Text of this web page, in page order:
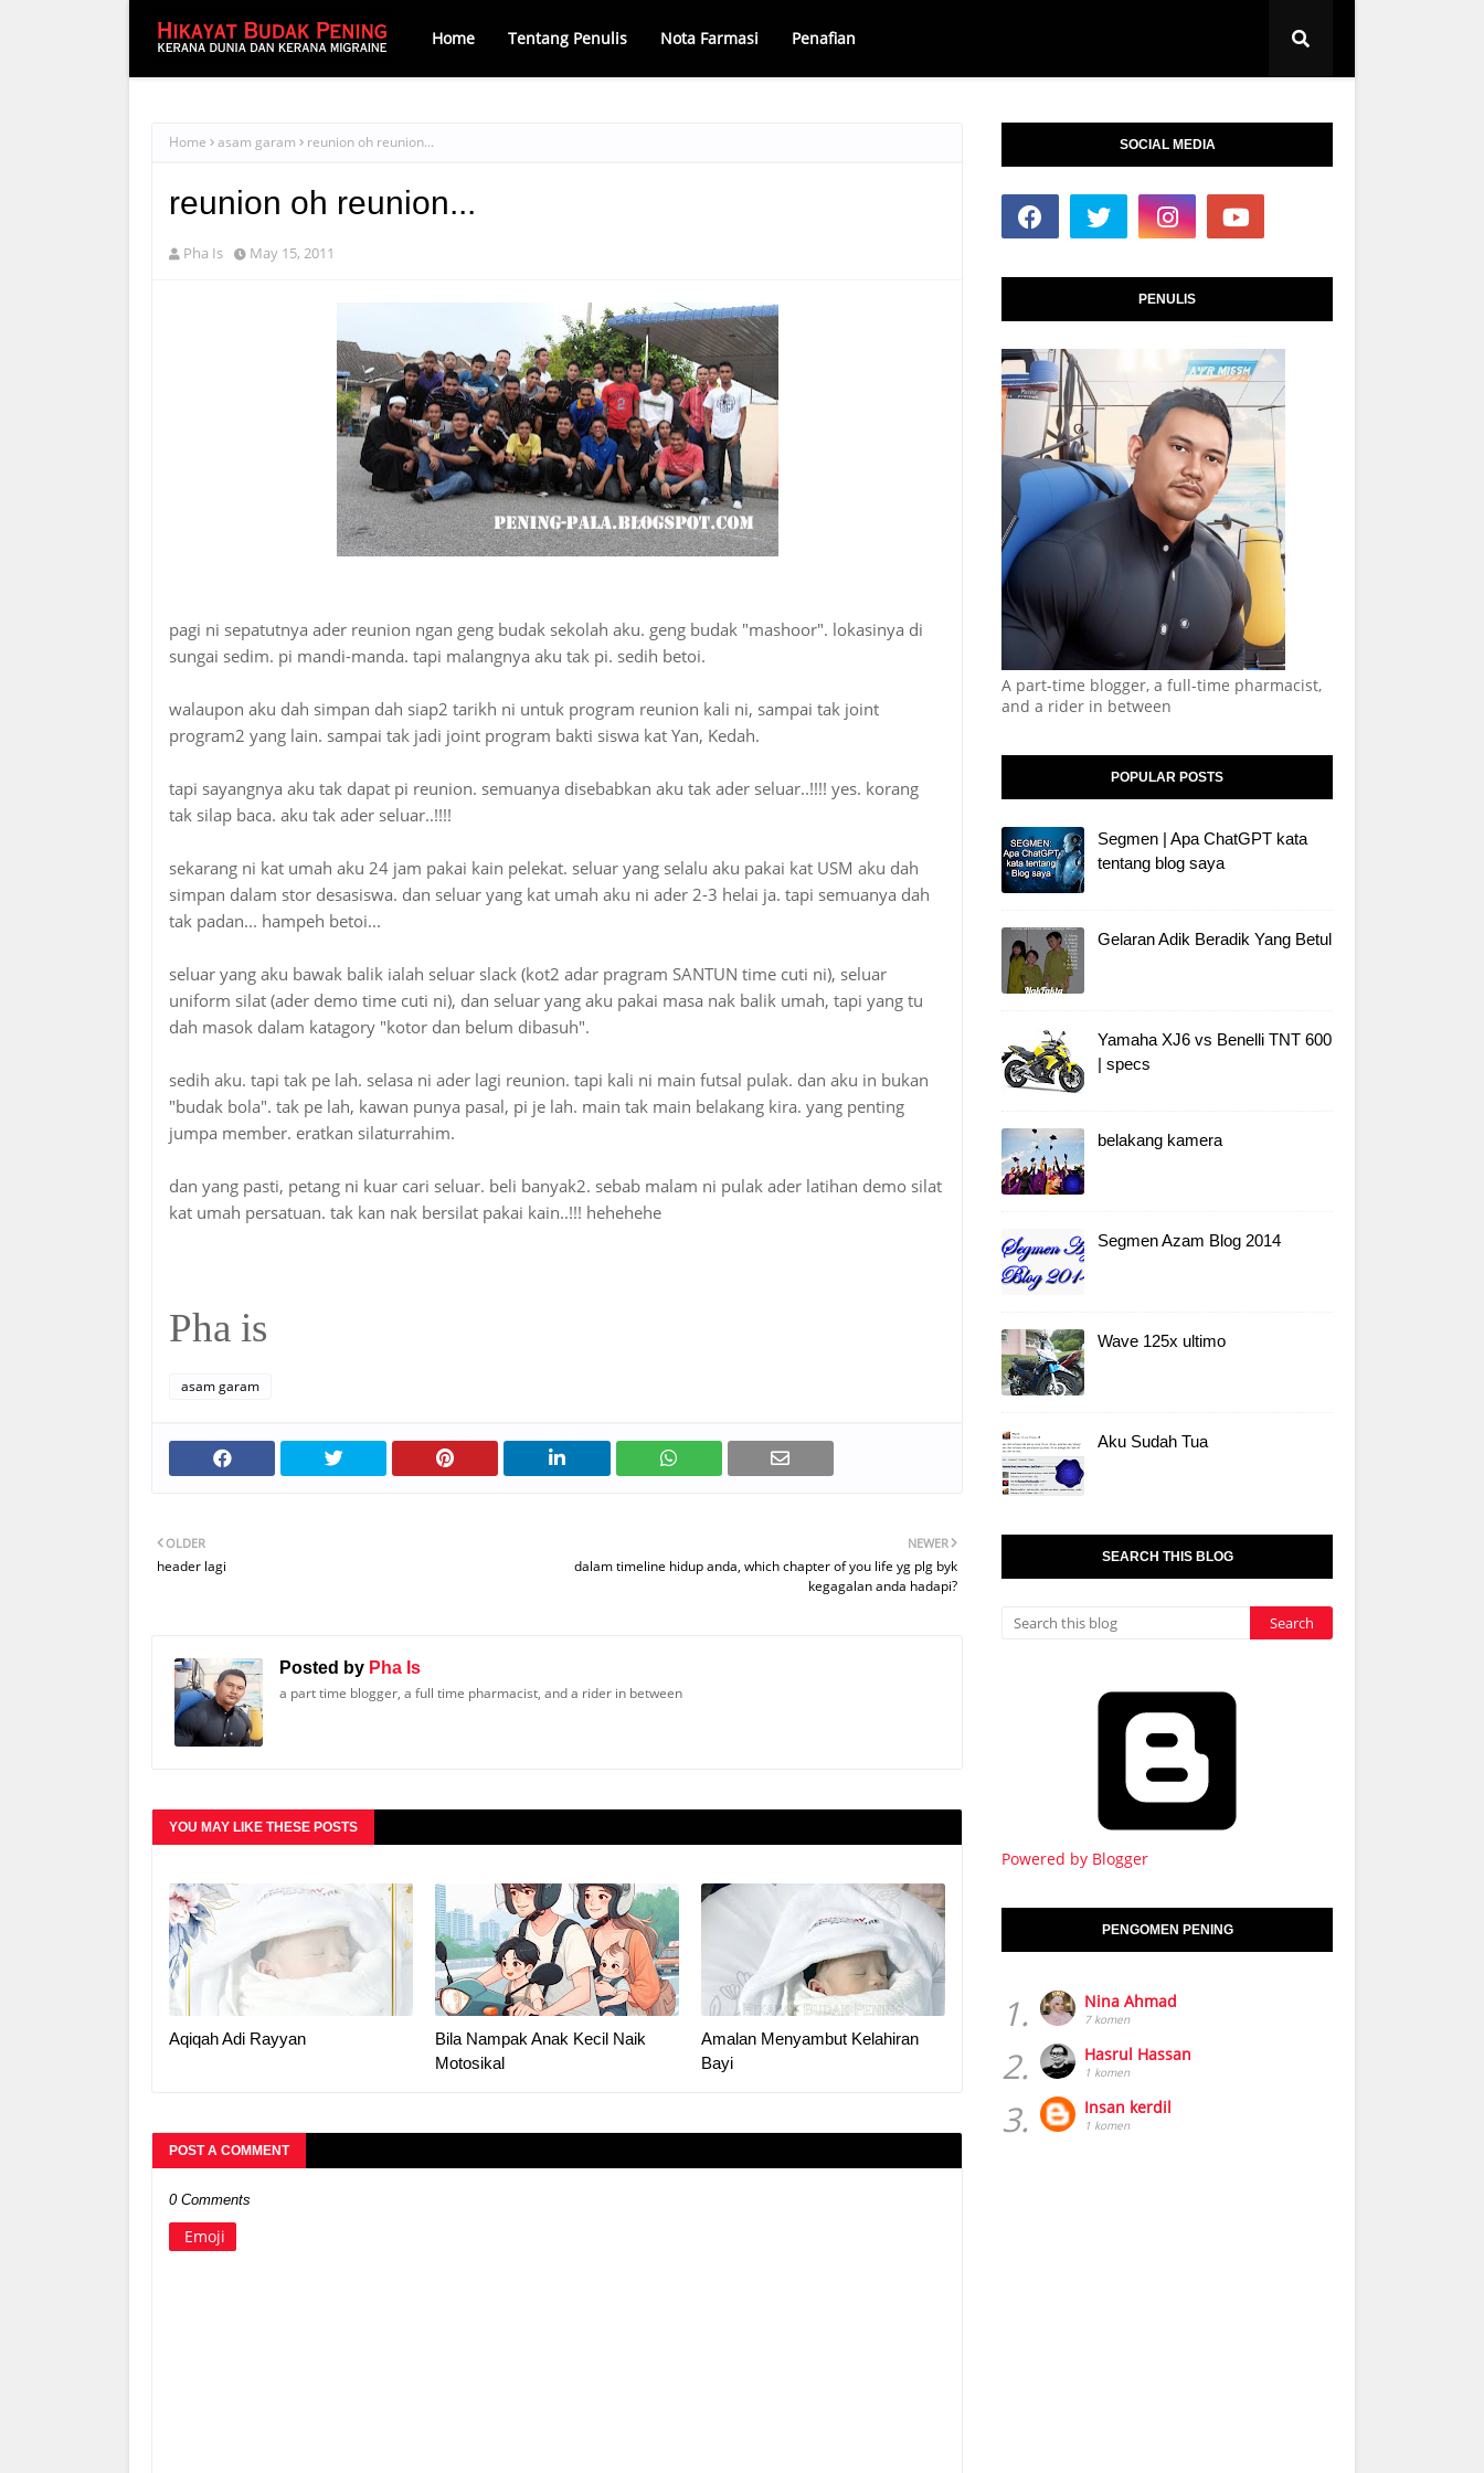
Home Tentang Penulis Nota Farmasi Penafian
Home asam garam reunion oh reunion...
reunion oh reunion...
Pha Is May 15, 2011
pagi ni sepatutnya ader reunion ngan geng budak sekolah aku. geng budak "mashoor". lokasinya di
sungai sedim. pi mandi-manda. tapi malangnya aku tak pi. sedih betoi.
walaupon aku dah simpan dah siap2 tarikh ni untuk program reunion kali ni, sampai tak joint
program2 yang lain. sampai tak jadi joint program bakti siswa kat Yan, Kedah.
tapi sayangnya aku tak dapat pi reunion. semuanya disebabkan aku tak ader seluar..!!!! yes. korang
tak silap baca. aku tak ader seluar..!!!!
sekarang ni kat umah aku 24 jam pakai kain pelekat. seluar yang selalu aku pakai kat USM aku dah
simpan dalam stor desasiswa. dan seluar yang kat umah aku ni ader 2-3 helai ja. tapi semuanya dah
tak padan... hampeh betoi...
seluar yang aku bawak balik ialah seluar slack (kot2 adar pragram SANTUN time cuti ni), seluar
uniform silat (ader demo time cuti ni), dan seluar yang aku pakai masa nak balik umah, tapi yang tu
dah masok dalam katagory "kotor dan belum dibasuh".
sedih aku. tapi tak pe lah. selasa ni ader lagi reunion. tapi kali ni main futsal pulak. dan aku in bukan
"budak bola". tak pe lah, kawan punya pasal, pi je lah. main tak main belakang kira. yang penting
jumpa member. eratkan silaturrahim.
dan yang pasti, petang ni kuar cari seluar. beli banyak2. sebab malam ni pulak ader latihan demo silat
kat umah persatuan. tak kan nak bersilat pakai kain..!!! hehehehe
Pha is
asam garam
NEWER
dalam timeline hidup anda, which chapter of you life yg plg byk
kegagalan anda hadapi?
OLDER
header lagi
Posted by Pha Is
a part time blogger, a full time pharmacist, and a rider in between
YOU MAY LIKE THESE POSTS
Aqiqah Adi Rayyan
Bila Nampak Anak Kecil Naik
Motosikal
Amalan Menyambut Kelahiran
Bayi
POST A COMMENT
0 Comments
Emoji
SOCIAL MEDIA
PENULIS
A part-time blogger, a full-time pharmacist,
and a rider in between
POPULAR POSTS
Segmen | Apa ChatGPT kata
tentang blog saya
Gelaran Adik Beradik Yang Betul
Yamaha XJ6 vs Benelli TNT 600
| specs
belakang kamera
Segmen Azam Blog 2014
Wave 125x ultimo
Aku Sudah Tua
SEARCH THIS BLOG
Powered by Blogger
PENGOMEN PENING
1. Nina Ahmad
7 komen
2. Hasrul Hassan
1 komen
3. Insan kerdil
1 komen